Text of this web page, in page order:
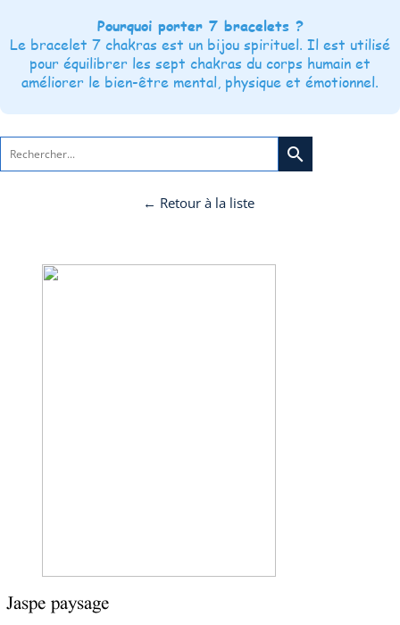
Pourquoi porter 7 bracelets ?
Le bracelet 7 chakras est un bijou spirituel. Il est utilisé
pour équilibrer les sept chakras du corps humain et
améliorer le bien-être mental, physique et émotionnel.
search
← Retour à la liste
Jaspe paysage